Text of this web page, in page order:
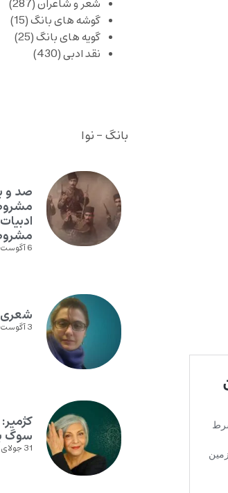
شعر و شاعران(287)
گوشه های بانگ(15)
گویه های بانگ(25)
نقد ادبی(430)
بانگ - نوا
صد و
6 آگوست 2026
شعری
3 آگوست 2026
سوگ
31 جولای 2026